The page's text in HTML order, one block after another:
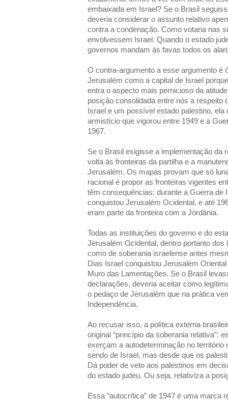
embaixada em Israel? Se o Brasil
deveria considerar o assunto relativo
contra a condenação. Como votaria nas
envolvessem Israel. Quando o estado
governos mandam às favas todos os
O contra-argumento a esse argumento é
Jerusalém como a capital de Israel
entra o aspecto mais pernicioso da
posição consolidada entre nós a respeito
Israel e um possível estado palestino, ela
armistício que vigorou entre 1949 e a
1967.
Se o Brasil exigisse a implementação da
volta às fronteiras da partilha e a
Jerusalém. Os mapas provam que só
racional é propor as fronteiras vigentes
têm consequências: durante a Guerra de
conquistou Jerusalém Ocidental, e até
eram parte da fronteira com a Jordânia.
Todas as instituições do governo e do
Jerusalém Ocidental, dentro portanto
como de soberania israelense antes
Dias Israel conquistou Jerusalém
Muro das Lamentações. Se o Brasil
declarações, deveria aceitar como
o pedaço de Jerusalém que na prática
Independência.
Ao recusar isso, a política externa
original “princípio da soberania relativa”:
exerçam a autodeterminação no território
sendo de Israel, mas desde que os
Dá poder de veto aos palestinos em
do estado judeu. Ou seja, relativiza a
Essa “autocrítica” de 1947 é uma marca